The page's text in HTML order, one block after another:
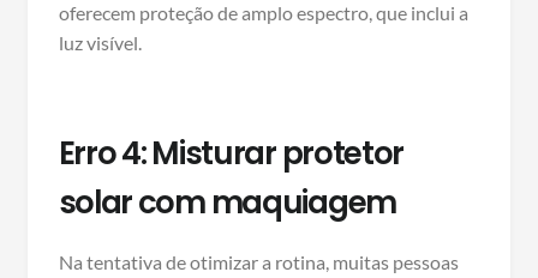
oferecem proteção de amplo espectro, que inclui a
luz visível.
Erro 4: Misturar protetor
solar com maquiagem
Na tentativa de otimizar a rotina, muitas pessoas